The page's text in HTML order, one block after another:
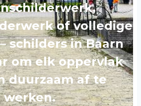
of volledige
schilders in Baarn
om elk oppervlak
duurzaam af te
werken.